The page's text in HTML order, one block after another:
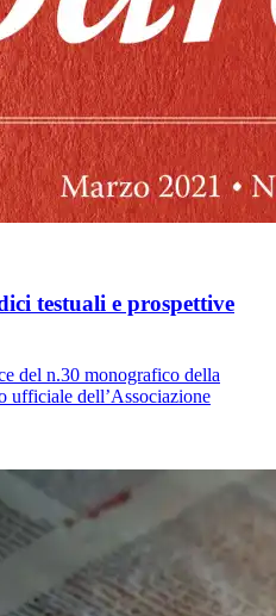
testuali e prospettive
del n.30 monografico della
ufficiale dell’Associazione